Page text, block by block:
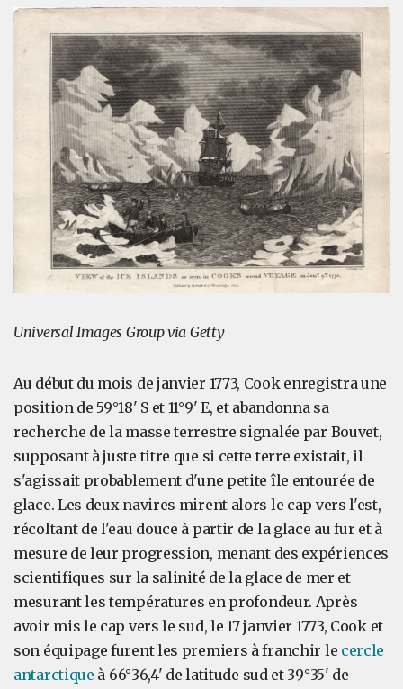
Universal Images Group via Getty
Au début du mois de janvier 1773, Cook enregistra une
position de 59°18' S et 11°9' E, et abandonna sa
recherche de la masse terrestre signalée par Bouvet,
supposant à juste titre que si cette terre existait, il
s'agissait probablement d'une petite île entourée de
glace. Les deux navires mirent alors le cap vers l'est,
récoltant de l'eau douce à partir de la glace au fur et à
mesure de leur progression, menant des expériences
scientifiques sur la salinité de la glace de mer et
mesurant les températures en profondeur. Après
avoir mis le cap vers le sud, le 17 janvier 1773, Cook et
son équipage furent les premiers à franchir le cercle
antarctique à 66°36,4' de latitude sud et 39°35' de